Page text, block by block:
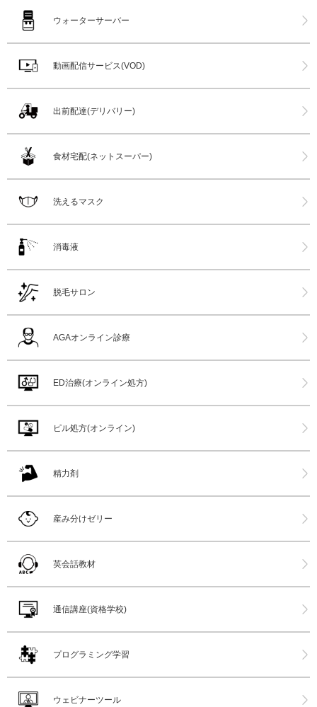
ウォーターサーバー
動画配信サービス(VOD)
出前配達(デリバリー)
食材宅配(ネットスーパー)
洗えるマスク
消毒液
脱毛サロン
AGAオンライン診療
ED治療(オンライン処方)
ピル処方(オンライン)
精力剤
産み分けゼリー
英会話教材
通信講座(資格学校)
プログラミング学習
ウェビナーツール